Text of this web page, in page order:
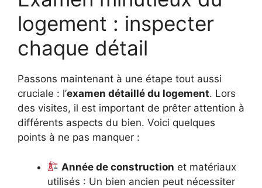
logement : inspecter
chaque détail
Passons maintenant à une étape tout aussi
cruciale : l’examen détaillé du logement. Lors
des visites, il est important de prêter attention à
différents aspects du bien. Voici quelques
points à ne pas manquer :
Année de construction et matériaux
utilisés : Un bien ancien peut nécessiter